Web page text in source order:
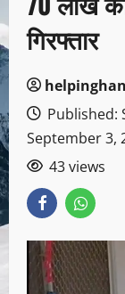
गिरफ्तार
Published:
September 3,
43 views